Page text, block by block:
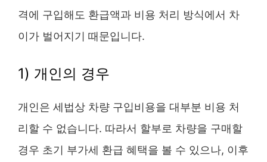
격에 구입해도 환급액과 비용 처리 방식에서 차
이가 벌어지기 때문입니다.
1) 개인의 경우
개인은 세법상 차량 구입비용을 대부분 비용 처
리할 수 없습니다. 따라서 할부로 차량을 구매할
경우 초기 부가세 환급 혜택을 볼 수 있으나, 이후